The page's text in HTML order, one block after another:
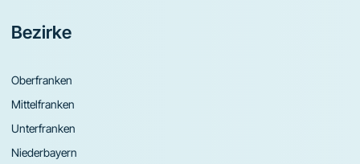
Bezirke
Oberfranken
Mittelfranken
Unterfranken
Niederbayern